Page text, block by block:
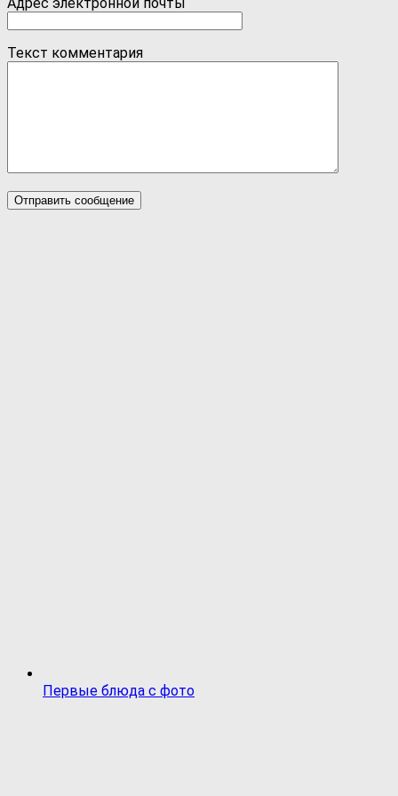
Текст комментария
Первые блюда с фото